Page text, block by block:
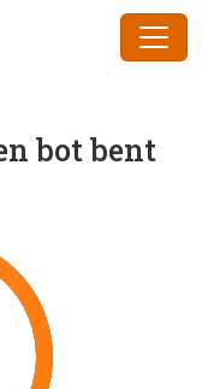
bot bent